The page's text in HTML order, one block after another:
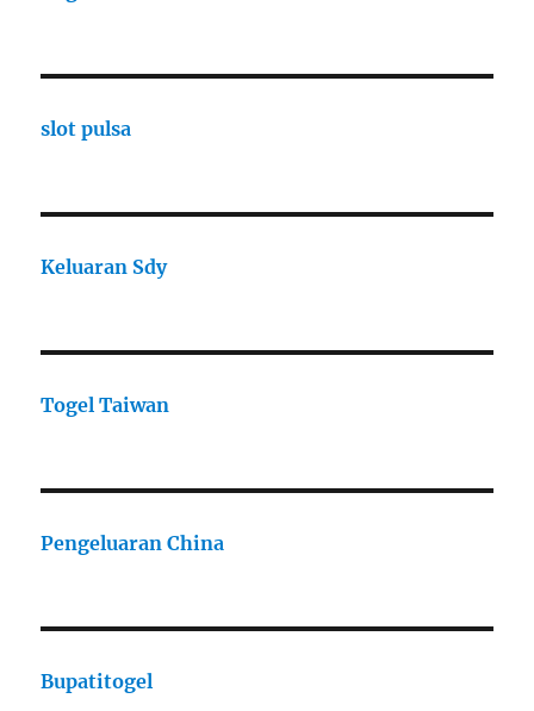
slot pulsa
Keluaran Sdy
Togel Taiwan
Pengeluaran China
Bupatitogel